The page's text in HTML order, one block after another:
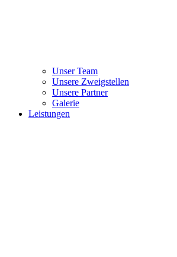
Unser Team
Unsere Zweigstellen
Unsere Partner
Galerie
Leistungen